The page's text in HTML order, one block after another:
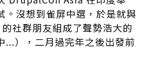
。沒想到雀屏中選，於是就與
社群朋友組成了聲勢浩大的
...），二月過完年之後出發前